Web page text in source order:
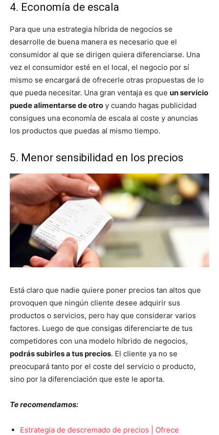
4. Economía de escala
Para que una estrategia híbrida de negocios se
desarrolle de buena manera es necesario que el
consumidor al que se dirigen quiera diferenciarse. Una
vez el consumidor esté en el local, el negocio por sí
mismo se encargará de ofrecerle otras propuestas de lo
que pueda necesitar. Una gran ventaja es que un servicio
puede alimentarse de otro y cuando hagas publicidad
consigues una economía de escala al coste y anuncias
los productos que puedas al mismo tiempo.
5. Menor sensibilidad en los precios
Está claro que nadie quiere poner precios tan altos que
provoquen que ningún cliente desee adquirir sus
productos o servicios, pero hay que considerar varios
factores. Luego de que consigas diferenciarte de tus
competidores con una modelo híbrido de negocios,
podrás subirles a tus precios. El cliente ya no se
preocupará tanto por el coste del servicio o producto,
sino por la diferenciación que este le aporta.
Te recomendamos:
Estrategia de descremado de precios | Ofrece